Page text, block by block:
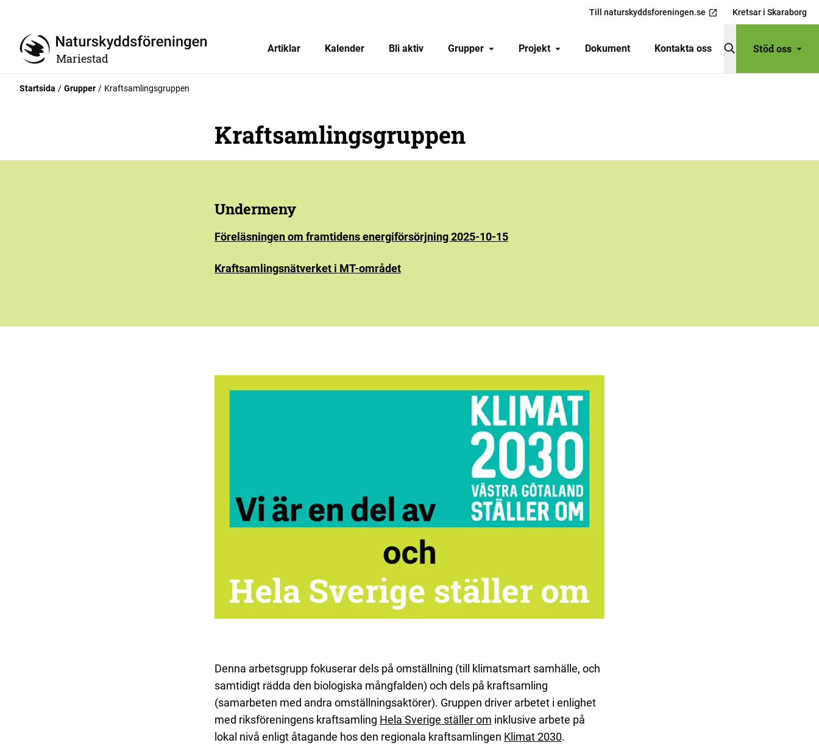
Till naturskyddsforeningen.se Kretsar i Skaraborg
Mariestad
Artiklar Kalender Bli aktiv Grupper Projekt Dokument Kontakta oss Stöd oss
Startsida Grupper Kraftsamlingsgruppen
Kraftsamlingsgruppen
Undermeny
Föreläsningen om framtidens energiförsörjning 2025-10-15
Kraftsamlingsnätverket i MT-området
Denna arbetsgrupp fokuserar dels på omställning (till klimatsmart samhälle, och
samtidigt rädda den biologiska mångfalden) och dels på kraftsamling
(samarbeten med andra omställningsaktörer). Gruppen driver arbetet i enlighet
med riksföreningens kraftsamling Hela Sverige ställer om inklusive arbete på
lokal nivå enligt åtagande hos den regionala kraftsamlingen Klimat 2030.